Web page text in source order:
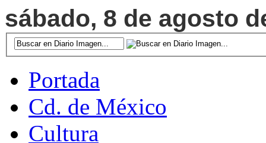
sábado, 8 de agosto
Portada
Cd. de México
Cultura